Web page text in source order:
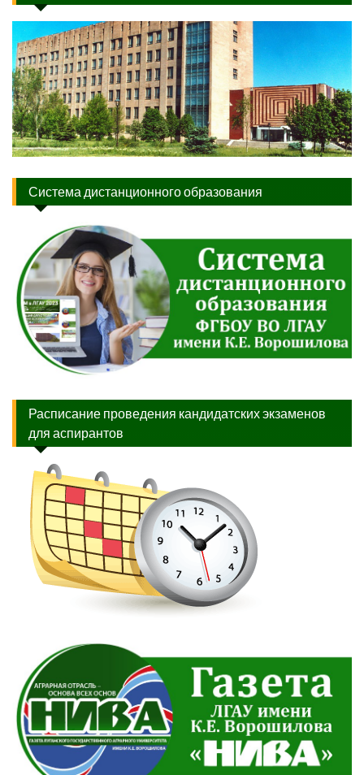
Система дистанционного образования
Расписание проведения кандидатских экзаменов
для аспирантов